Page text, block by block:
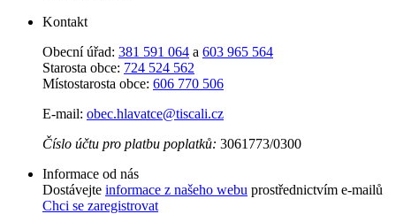
Kontakt
Obecní úřad: 381 591 064 a 603 965 564
Starosta obce: 724 524 562
Místostarosta obce: 606 770 506
E-mail: obec.hlavatce@tiscali.cz
Číslo účtu pro platbu poplatků: 3061773/0300
Informace od nás
Dostávejte informace z našeho webu prostřednictvím e-mailů
Chci se zaregistrovat